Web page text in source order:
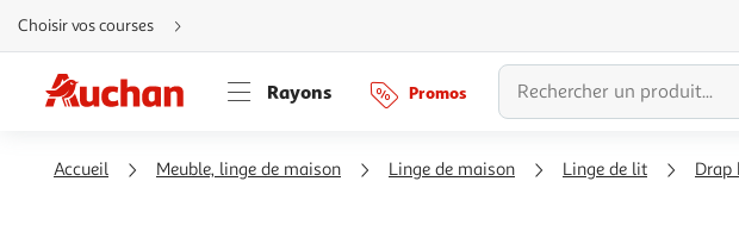
Aller
directement
au
Aller
directement
à
Aller
directement
Choisir vos courses
Rayons Promos
Accueil Meuble, linge de maison Linge de maison Linge de lit Drap